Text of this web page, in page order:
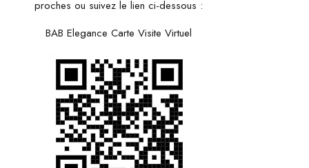
proches ou suivez le lien ci-dessous :
BAB Elegance Carte Visite Virtuel